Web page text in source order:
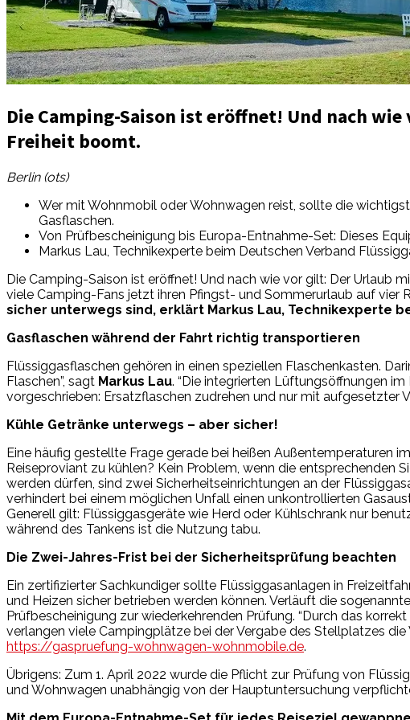
Die Camping-Saison ist eröffnet! Und nach
Freiheit boomt.
Berlin (ots)
Wer mit Wohnmobil oder Wohnwagen reist, sollte die
Gasflaschen.
Von Prüfbescheinigung bis Europa-Entnahme-Set: Dieses
Markus Lau, Technikexperte beim Deutschen Verband
Die Camping-Saison ist eröffnet! Und nach wie vor gilt: Der Urlaub
viele Camping-Fans jetzt ihren Pfingst- und Sommerurlaub auf vier
sicher unterwegs sind, erklärt Markus Lau, Technikexperte
Gasflaschen während der Fahrt richtig transportieren
Flüssiggasflaschen gehören in einen speziellen Flaschenkasten.
Flaschen”, sagt Markus Lau. “Die integrierten Lüftungsöffnungen
vorgeschrieben: Ersatzflaschen zudrehen und nur mit aufgesetzter
Kühle Getränke unterwegs – aber sicher!
Eine häufig gestellte Frage gerade bei heißen Außentemperaturen
Reiseproviant zu kühlen? Kein Problem, wenn die entsprechenden
werden dürfen, sind zwei Sicherheitseinrichtungen an der
verhindert bei einem möglichen Unfall einen unkontrollierten
Generell gilt: Flüssiggasgeräte wie Herd oder Kühlschrank nur
während des Tankens ist die Nutzung tabu.
Die Zwei-Jahres-Frist bei der Sicherheitsprüfung beachten
Ein zertifizierter Sachkundiger sollte Flüssiggasanlagen in
und Heizen sicher betrieben werden können. Verläuft die
Prüfbescheinigung zur wiederkehrenden Prüfung. “Durch das
verlangen viele Campingplätze bei der Vergabe des Stellplatzes die
https://gaspruefung-wohnwagen-wohnmobile.de.
Übrigens: Zum 1. April 2022 wurde die Pflicht zur Prüfung von
und Wohnwagen unabhängig von der Hauptuntersuchung